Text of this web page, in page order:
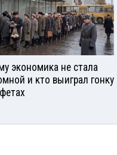
экономика не стала
и кто выиграл гонку